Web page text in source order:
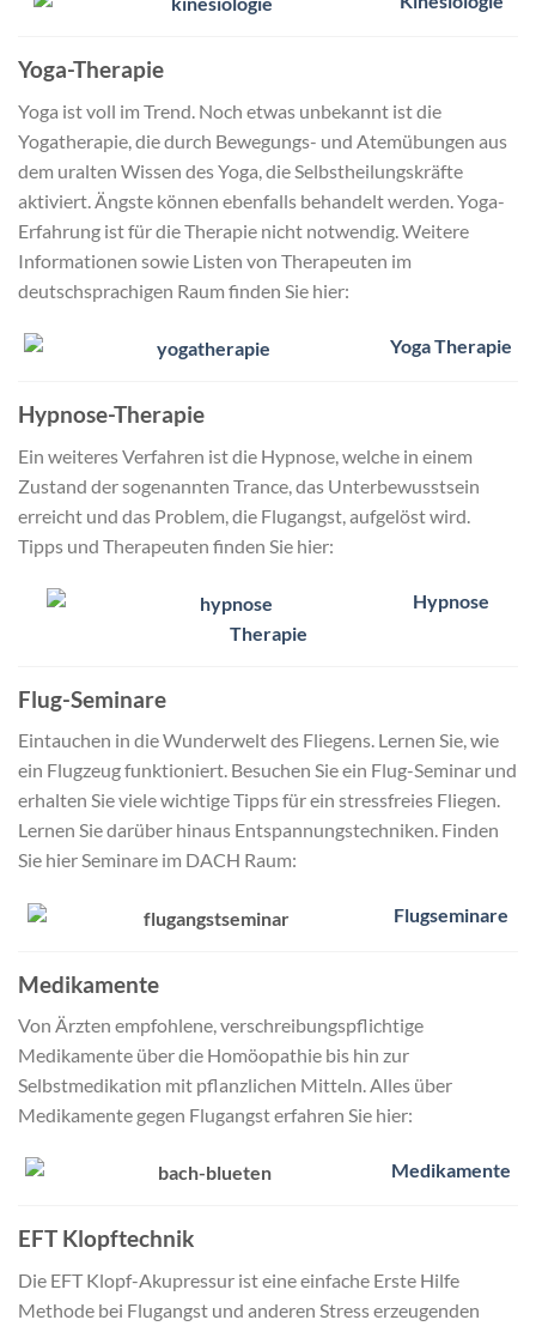
Yoga-Therapie
Yoga ist voll im Trend. Noch etwas unbekannt ist die
Yogatherapie, die durch Bewegungs- und Atemübungen aus
dem uralten Wissen des Yoga, die Selbstheilungskräfte
aktiviert. Ängste können ebenfalls behandelt werden. Yoga-
Erfahrung ist für die Therapie nicht notwendig. Weitere
Informationen sowie Listen von Therapeuten im
deutschsprachigen Raum finden Sie hier:
Yoga Therapie
Hypnose-Therapie
Ein weiteres Verfahren ist die Hypnose, welche in einem
Zustand der sogenannten Trance, das Unterbewusstsein
erreicht und das Problem, die Flugangst, aufgelöst wird.
Tipps und Therapeuten finden Sie hier:
Hypnose
Therapie
Flug-Seminare
Eintauchen in die Wunderwelt des Fliegens. Lernen Sie, wie
ein Flugzeug funktioniert. Besuchen Sie ein Flug-Seminar und
erhalten Sie viele wichtige Tipps für ein stressfreies Fliegen.
Lernen Sie darüber hinaus Entspannungstechniken. Finden
Sie hier Seminare im DACH Raum:
Flugseminare
Medikamente
Von Ärzten empfohlene, verschreibungspflichtige
Medikamente über die Homöopathie bis hin zur
Selbstmedikation mit pflanzlichen Mitteln. Alles über
Medikamente gegen Flugangst erfahren Sie hier:
Medikamente
EFT Klopftechnik
Die EFT Klopf-Akupressur ist eine einfache Erste Hilfe
Methode bei Flugangst und anderen Stress erzeugenden